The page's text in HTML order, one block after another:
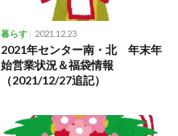
暮らす 2021.12.23
2021年センター南・北 年末年
始営業状況＆福袋情報
（2021/12/27追記）